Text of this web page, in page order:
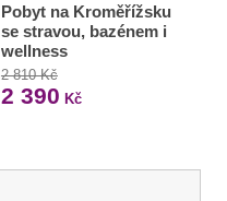
Pobyt na Kroměřížsku
se stravou, bazénem i
wellness
2 810 Kč
2 390 Kč